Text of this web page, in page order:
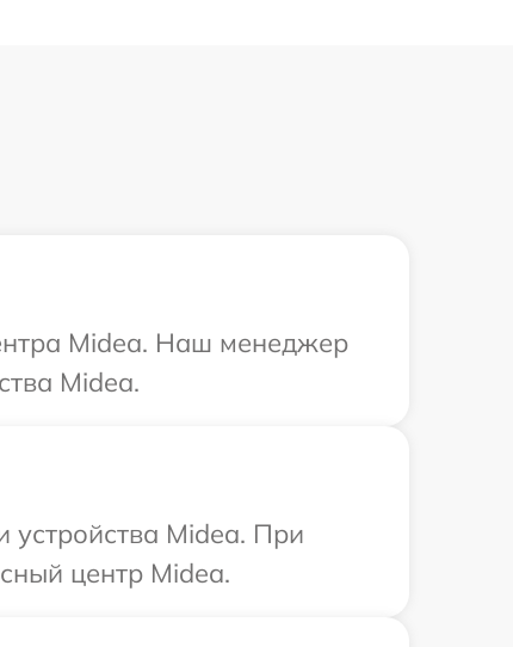
Midea. Наш менеджер
Midea.
Midea. При
центр Midea.